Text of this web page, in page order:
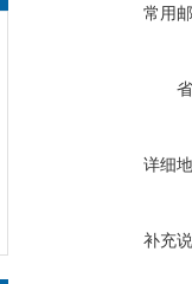
常用
详细
补充